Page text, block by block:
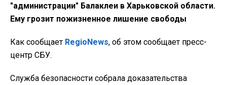
"администрации" Балаклеи в Харьковской области.
Ему грозит пожизненное лишение свободы
Как сообщает RegioNews, об этом сообщает пресс-
центр СБУ.
Служба безопасности собрала доказательства